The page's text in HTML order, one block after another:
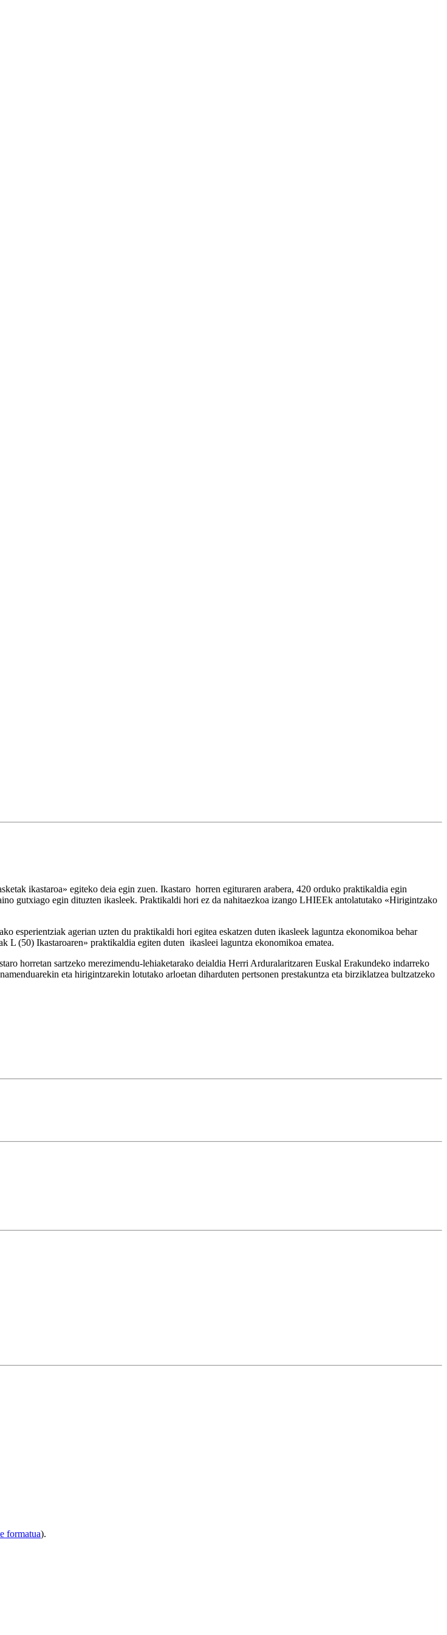
ikastaroa» egiteko deia egin zuen. Ikastaro horren egituraren arabera, 420 orduko praktikaldia egin
gutxiago egin dituzten ikasleek. Praktikaldi hori ez da nahitaezkoa izango LHIEEk antolatutako «Hirigintzako
esperientziak agerian uzten du praktikaldi hori egitea eskatzen duten ikasleek laguntza ekonomikoa behar
L (50) Ikastaroaren» praktikaldia egiten duten ikasleei laguntza ekonomikoa ematea.
horretan sartzeko merezimendu-lehiaketarako deialdia Herri Arduralaritzaren Euskal Erakundeko indarreko
eta hirigintzarekin lotutako arloetan diharduten pertsonen prestakuntza eta birziklatzea bultzatzeko
formatua).